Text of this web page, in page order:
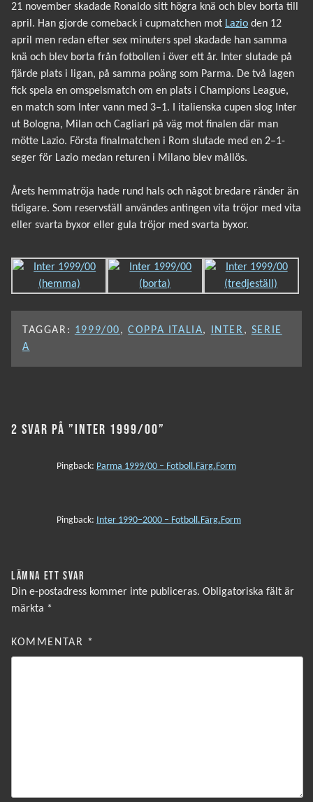
21 november skadade Ronaldo sitt högra knä och blev borta till
april. Han gjorde comeback i cupmatchen mot Lazio den 12
april men redan efter sex minuters spel skadade han samma
knä och blev borta från fotbollen i över ett år. Inter slutade på
fjärde plats i ligan, på samma poäng som Parma. De två lagen
fick spela en omspelsmatch om en plats i Champions League,
en match som Inter vann med 3–1. I italienska cupen slog Inter
ut Bologna, Milan och Cagliari på väg mot finalen där man
mötte Lazio. Första finalmatchen i Rom slutade med en 2–1-
seger för Lazio medan returen i Milano blev mållös.
Årets hemmatröja hade rund hals och något bredare ränder än
tidigare. Som reservställ användes antingen vita tröjor med vita
eller svarta byxor eller gula tröjor med svarta byxor.
TAGGAR: 1999/00,COPPA ITALIA, INTER, SERIE
A
2 SVAR PÅ ”INTER 1999/00”
Pingback: Parma 1999/00 – Fotboll.Färg.Form
Pingback: Inter 1990–2000 – Fotboll.Färg.Form
LÄMNA ETT SVAR
Din e-postadress kommer inte publiceras. Obligatoriska fält är
märkta *
KOMMENTAR *